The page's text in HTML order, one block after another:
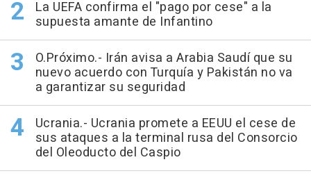
La UEFA confirma el "pago por cese" a la
supuesta amante de Infantino
O.Próximo.- Irán avisa a Arabia Saudí que su
nuevo acuerdo con Turquía y Pakistán no va
a garantizar su seguridad
Ucrania.- Ucrania promete a EEUU el cese de
sus ataques a la terminal rusa del Consorcio
del Oleoducto del Caspio